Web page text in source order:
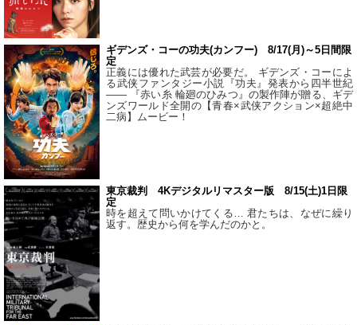
ギデンズ・コーの功夫(カンフー) 8/17(月)～5日間限
定
正義には優れた武芸が必要だ。 ギデンズ・コーによ
る武侠ファンタジー小説『功夫』発表から四半世紀
―― 『赤い糸 輪廻のひみつ』の製作陣が贈る、ギデ
ンズワールド全開の【青春×武侠アクション×超絶中
二病】ムービー！
東京裁判 4Kデジタルリマスター版 8/15(土)1日限
定
時を超えて問いかけてくる… 君たちは、なぜに繰り
返す。歴史から何を学んだのかと。